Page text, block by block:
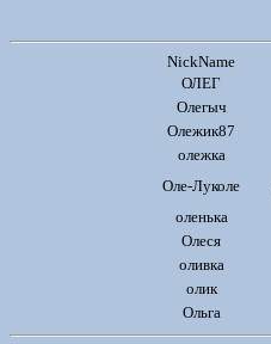
NickName
ОЛЕГ
Олегыч
Олежик87
олежка
Оле-Луколе
оленька
Олеся
оливка
олик
Ольга